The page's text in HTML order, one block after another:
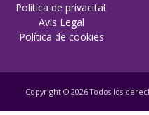
Política de privacitat
Avis Legal
Política de cookies
Copyright © 2026 Todos los